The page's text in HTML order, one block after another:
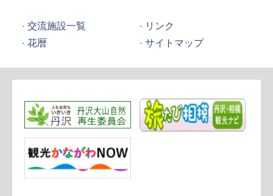
交流施設一覧
リンク
花暦
サイトマップ